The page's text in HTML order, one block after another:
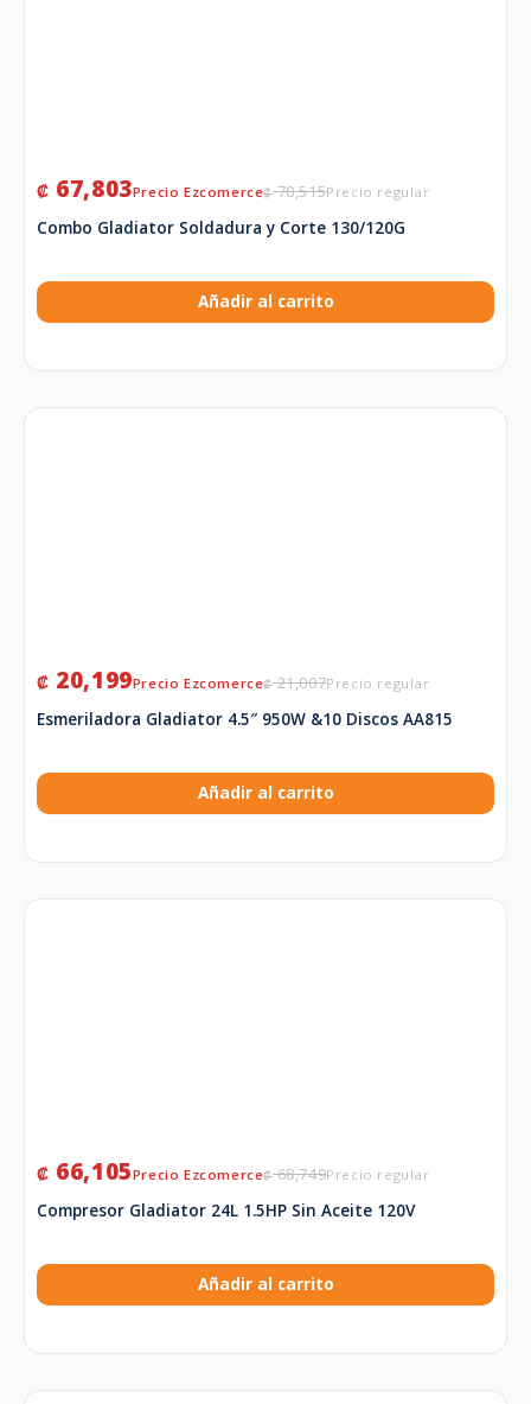
₡70,515
₡ 67,803
Combo Gladiator Soldadura y Corte 130/120G
Añadir al carrito
₡21,007
₡ 20,199
Esmeriladora Gladiator 4.5″ 950W &10 Discos AA815
Añadir al carrito
₡68,749
₡ 66,105
Compresor Gladiator 24L 1.5HP Sin Aceite 120V
Añadir al carrito